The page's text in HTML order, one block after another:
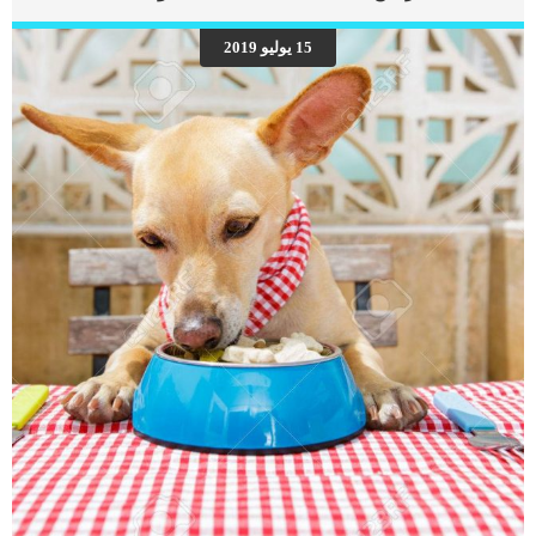
جسدها باللون البني واللون البني الداكن على وجهها وأذنيها وقدميها وذيلها. انبهر الدكتور
طومسون بجمال وشخصية وونغ ماو لأنها بدت مثل القطط التي رآها في التبت حيث عمل
الدكتور طومسون كطبيب في البحرية الأمريكية لعدة سنوات و أمضى بعض الوقت في
دير في التبت وسحره […]
15 يوليو 2019